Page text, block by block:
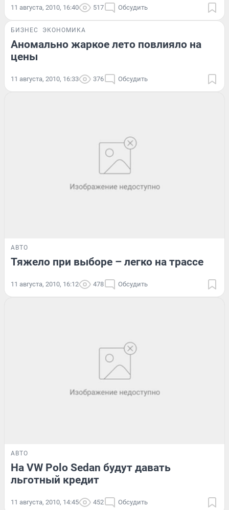
11 августа, 2010, 16:40 517 Обсудить
БИЗНЕС ЭКОНОМИКА
Аномально жаркое лето повлияло на
цены
11 августа, 2010, 16:33 376 Обсудить
АВТО
Тяжело при выборе – легко на трассе
11 августа, 2010, 16:12 478 Обсудить
АВТО
На VW Polo Sedan будут давать
льготный кредит
11 августа, 2010, 14:45 452 Обсудить